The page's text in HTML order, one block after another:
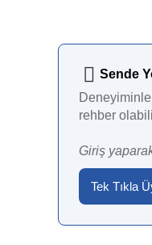
Sende
rehber
Giriş
Tek Tıkla